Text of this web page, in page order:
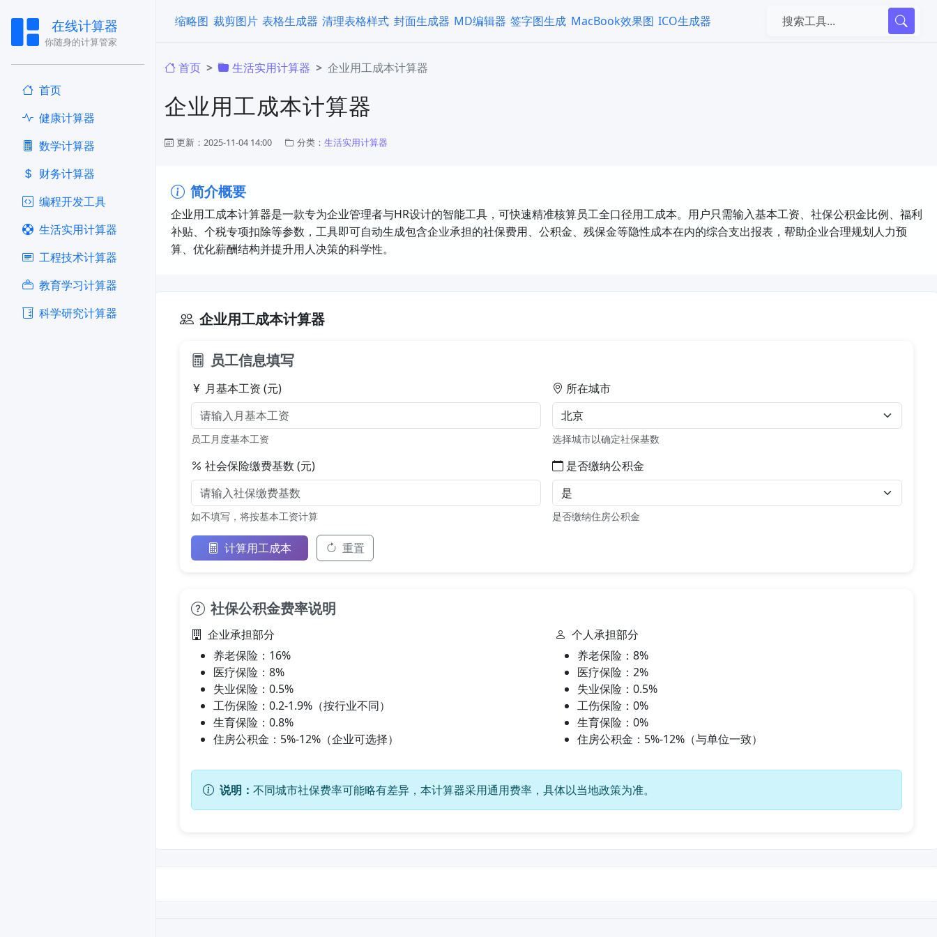
在线计算器
你随身的计算管家
首页
健康计算器
​数学计算器
财务计算器
编程开发工具
生活实用计算器
工程技术计算器
教育学习计算器
科学研究计算器
缩略图 裁剪图片 表格生成器 清理表格样式 封面生成器 MD编辑器 签字图生成 MacBook效果图 ICO生成器
首页 生活实用计算器 企业用工成本计算器
企业用工成本计算器
更新：2025-11-04 14:00 分类： 生活实用计算器
简介概要
企业用工成本计算器是一款专为企业管理者与HR设计的智能工具，可快速精准核算员工全口径用工成本。用户只需输入基本工资、社保公积金比例、福利
补贴、个税专项扣除等参数，工具即可自动生成包含企业承担的社保费用、公积金、残保金等隐性成本在内的综合支出报表，帮助企业合理规划人力预
算、优化薪酬结构并提升用人决策的科学性。
企业用工成本计算器
员工信息填写
月基本工资 (元)
员工月度基本工资
所在城市
选择城市以确定社保基数
社会保险缴费基数 (元)
如不填写，将按基本工资计算
是否缴纳公积金
是否缴纳住房公积金
计算用工成本 重置
社保公积金费率说明
企业承担部分
养老保险：16%
医疗保险：8%
失业保险：0.5%
工伤保险：0.2-1.9%（按行业不同）
生育保险：0.8%
住房公积金：5%-12%（企业可选择）
个人承担部分
养老保险：8%
医疗保险：2%
失业保险：0.5%
工伤保险：0%
生育保险：0%
住房公积金：5%-12%（与单位一致）
说明： 不同城市社保费率可能略有差异，本计算器采用通用费率，具体以当地政策为准。